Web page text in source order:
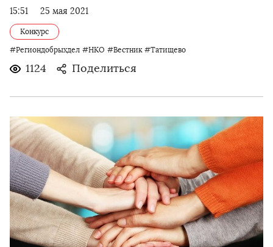
15:51 25 мая 2021
Конкурс
#Региондобрыхдел #НКО #Вестник #Татищево
1124 Поделиться